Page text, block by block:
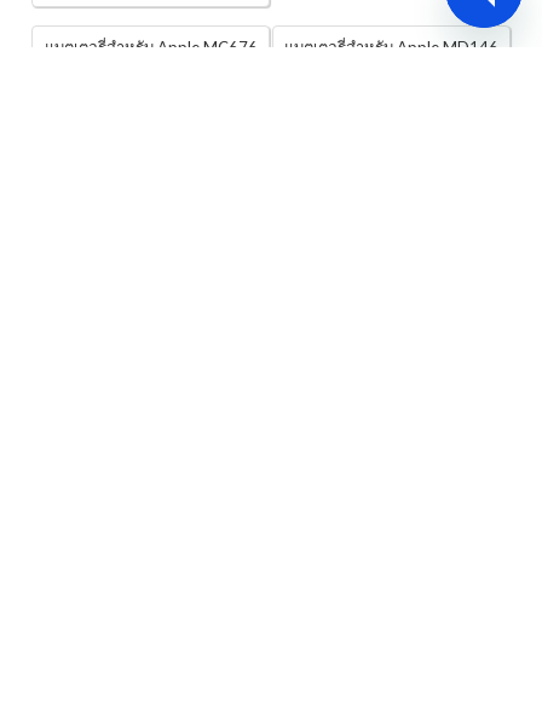
แบตเตอรี่สำหรับ Apple MC676 แบตเตอรี่สำหรับ Apple MD146